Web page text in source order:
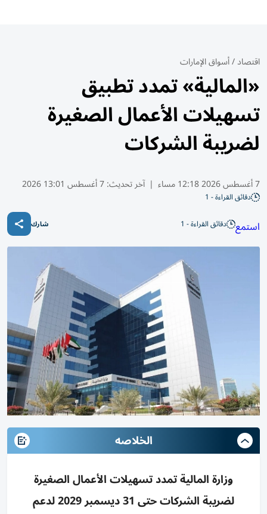
اقتصاد/أسواق الإمارات
«المالية» تمدد تطبيق
تسهيلات الأعمال الصغيرة
لضريبة الشركات
7 أغسطس 2026 12:18 مساء | آخر تحديث:7 أغسطس 13:01 2026
دقائق القراءة - 1
استمع دقائق القراءة - 1 شارك
الخلاصه
وزارة المالية تمدد تسهيلات الأعمال الصغيرة
لضريبة الشركات حتى 31 ديسمبر 2029 لدعم